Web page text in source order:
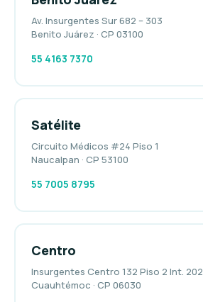
Av. Insurgentes Sur 682 – 303
Benito Juárez · CP 03100
55 4163 7370
Satélite
Circuito Médicos #24 Piso 1
Naucalpan · CP 53100
55 7005 8795
Centro
Insurgentes Centro 132 Piso 2 Int. 202
Cuauhtémoc · CP 06030